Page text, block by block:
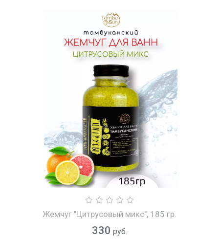
Жемчуг "Цитрусовый микс", 185 гр.
330 руб.